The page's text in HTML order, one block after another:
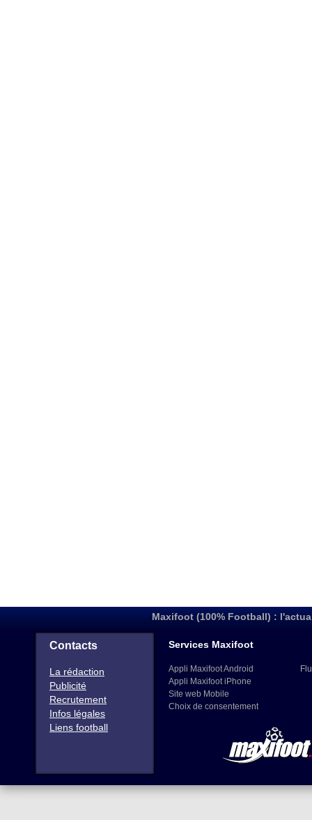
Maxifoot (100% Football) :
Contacts
La rédaction
Publicité
Recrutement
Infos légales
Liens football
Services Maxifoot
Appli Maxifoot Android
Appli Maxifoot iPhone
Site web Mobile
Choix de consentement